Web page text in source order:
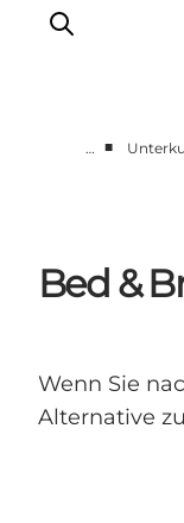
Events
Unterkunft
… ■
Bed &
Wenn Sie
Alternative